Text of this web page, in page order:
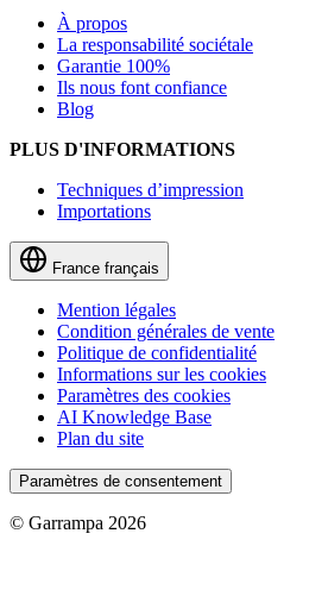
À propos
La responsabilité sociétale
Garantie 100%
Ils nous font confiance
Blog
PLUS D'INFORMATIONS
Techniques d’impression
Importations
France français
Mention légales
Condition générales de vente
Politique de confidentialité
Informations sur les cookies
Paramètres des cookies
AI Knowledge Base
Plan du site
Paramètres de consentement
© Garrampa 2026